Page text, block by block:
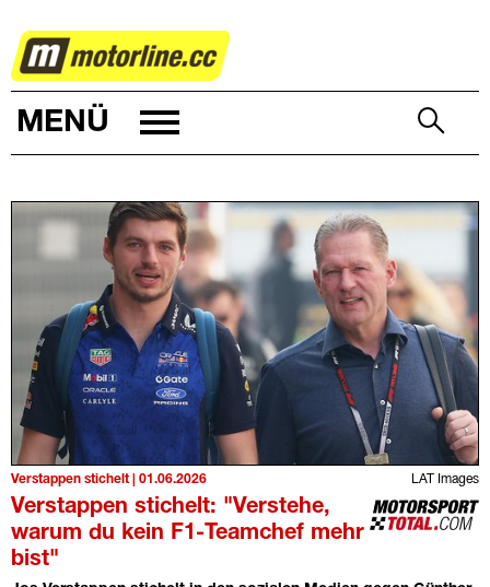
MOTORSPORT
MENÜ
LAT Images
Verstappen stichelt | 01.06.2026
Verstappen stichelt: "Verstehe,
warum du kein F1-Teamchef mehr
bist"